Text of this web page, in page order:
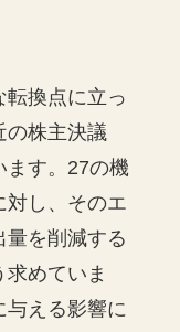
転換点に立っ
の株主決議
ます。27の機
対し、そのエ
量を削減する
めていま
与える影響に